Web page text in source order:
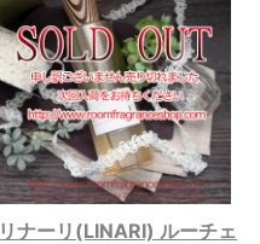
リナーリ(LINARI) ルーチェ